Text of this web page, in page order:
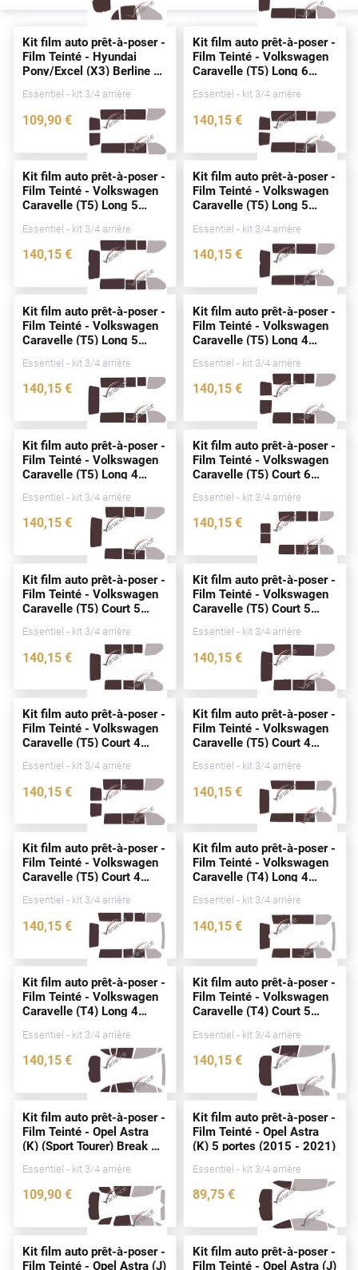
Land Rover
Mini
Opel
Peugeot
Skoda
Tesla
Toyota
Volkswagen
Acura
Aixam
Alfa Romeo
Alpine
Aston Martin
Audi
Bentley
Bmw
Buick
Chevrolet
Chrysler
Citroën
Dacia
Daewoo
Daihatsu
Dodge
Dongfeng
Ds
Ebro
Fiat
Kit film auto prêt-à-poser -
Film Teinté - Hyundai
Pony/Excel (X3) Berline 4
Essentiel - kit 3/4 arrière
109,90 €
1108-HYU
Kit film auto prêt-à-poser -
Film Teinté - Volkswagen
Caravelle (T5) Long 6
Essentiel - kit 3/4 arrière
140,15 €
3232-VLW
Kit film auto prêt-à-poser -
Film Teinté - Volkswagen
Caravelle (T5) Long 5
Essentiel - kit 3/4 arrière
140,15 €
3228-VLW
Kit film auto prêt-à-poser -
Film Teinté - Volkswagen
Caravelle (T5) Long 5
Essentiel - kit 3/4 arrière
140,15 €
3230-VLW
Kit film auto prêt-à-poser -
Film Teinté - Volkswagen
Caravelle (T5) Long 5
Essentiel - kit 3/4 arrière
140,15 €
3231-VLW
Kit film auto prêt-à-poser -
Film Teinté - Volkswagen
Caravelle (T5) Long 4
Essentiel - kit 3/4 arrière
140,15 €
3227-VLW
Kit film auto prêt-à-poser -
Film Teinté - Volkswagen
Caravelle (T5) Long 4
Essentiel - kit 3/4 arrière
140,15 €
3229-VLW
Kit film auto prêt-à-poser -
Film Teinté - Volkswagen
Caravelle (T5) Court 6
Essentiel - kit 3/4 arrière
140,15 €
2543-VLW
Kit film auto prêt-à-poser -
Film Teinté - Volkswagen
Caravelle (T5) Court 5
Essentiel - kit 3/4 arrière
140,15 €
2545-VLW
Kit film auto prêt-à-poser -
Film Teinté - Volkswagen
Caravelle (T5) Court 5
Essentiel - kit 3/4 arrière
140,15 €
2631-VLW
Kit film auto prêt-à-poser -
Film Teinté - Volkswagen
Caravelle (T5) Court 4
Essentiel - kit 3/4 arrière
140,15 €
2632-VLW
Kit film auto prêt-à-poser -
Film Teinté - Volkswagen
Caravelle (T5) Court 4
Essentiel - kit 3/4 arrière
140,15 €
3225-VLW
Kit film auto prêt-à-poser -
Film Teinté - Volkswagen
Caravelle (T5) Court 4
Essentiel - kit 3/4 arrière
140,15 €
3226-VLW
Kit film auto prêt-à-poser -
Film Teinté - Volkswagen
Caravelle (T4) Long 4
Essentiel - kit 3/4 arrière
140,15 €
2546-VLW
Kit film auto prêt-à-poser -
Film Teinté - Volkswagen
Caravelle (T4) Long 4
Essentiel - kit 3/4 arrière
140,15 €
3156-VLW
Kit film auto prêt-à-poser -
Film Teinté - Volkswagen
Caravelle (T4) Court 5
Essentiel - kit 3/4 arrière
140,15 €
2544-VLW
Kit film auto prêt-à-poser -
Film Teinté - Opel Astra
(K) (Sport Tourer) Break 5
Essentiel - kit 3/4 arrière
109,90 €
3661-OPE
Kit film auto prêt-à-poser -
Film Teinté - Opel Astra
(K) 5portes (2015 - 2021)
Essentiel - kit 3/4 arrière
89,75 €
3557-OPE
Kit film auto prêt-à-poser -
Film Teinté - Opel Astra (J)
Kit film auto prêt-à-poser -
Film Teinté - Opel Astra (J)